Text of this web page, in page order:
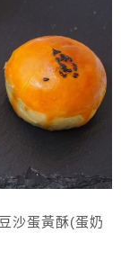
沙蛋黃酥(蛋奶